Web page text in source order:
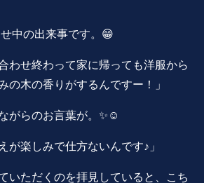
中の出来事です。😁
わせ終わって家に帰っても洋服から
の木の香りがするんですー！」
がらのお言葉が。✨☺️
が楽しみで仕方ないんです♪」
いただくのを拝見していると、こち